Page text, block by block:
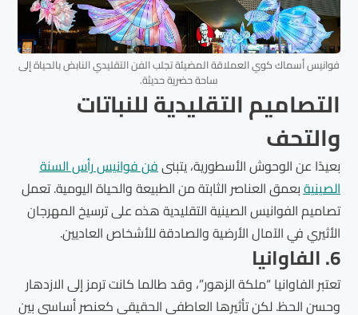
فوانيس أسماك كوي العملاقة المضيئة تجلب الفن التقليدي النابض بالحياة إلى
ساحة حضرية حديثة.
التصاميم التقليدية للنباتات
والتحف
بعيدًا عن الوحوش الأسطورية، يتبنىفن فوانيس رأس السنة
الصينيةبعمق العناصر الثابتة من الطبيعة والحياة اليومية. تعمل
تصاميم الفوانيس الصينية التقليدية هذه على ترسيخ المهرجان
الأثيري في الآمال الأرضية والصادقة للأشخاص العاديين.
6. الفاوانيا
تعتبر الفاوانيا “ملكة الزهور”، وقد طالما كانت ترمز إلى الازدهار
وحسن الحظ. لكن تأثيرها العاطفي الحقيقي كعنصر أساسي بين